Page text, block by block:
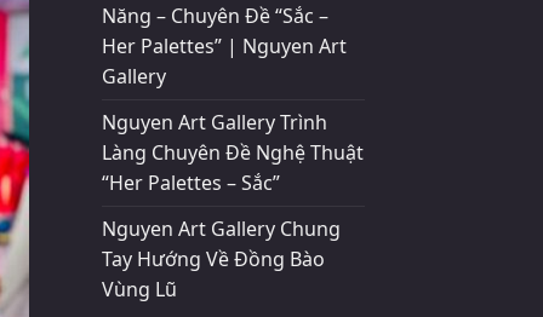
Năng – Chuyên Đề “Sắc –
Her Palettes” | Nguyen Art
Gallery
Nguyen Art Gallery Trình
Làng Chuyên Đề Nghệ Thuật
“Her Palettes – Sắc”
Nguyen Art Gallery Chung
Tay Hướng Về Đồng Bào
Vùng Lũ